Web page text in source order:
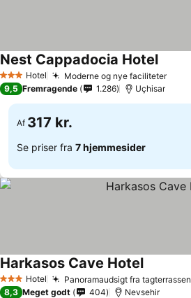
3 StjernerHotel Moderne og nye faciliteter
Nest Cappadocia Hotel
9,5 Fremragende 1.286 Uçhisar
Af 317 kr.
Se priser fra 7 hjemmesider
3 StjernerHotel Panoramaudsigt fra tagterrassen
Harkasos Cave Hotel
8,3 Meget godt 404 Nevsehir